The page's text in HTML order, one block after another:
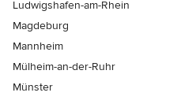
Ludwigshafen-am-Rhein
Magdeburg
Mannheim
Mülheim-an-der-Ruhr
Münster